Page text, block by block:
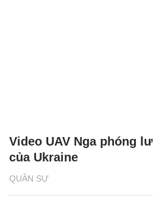
QUÂN SỰ
Video UAV Nga phóng
của Ukraine